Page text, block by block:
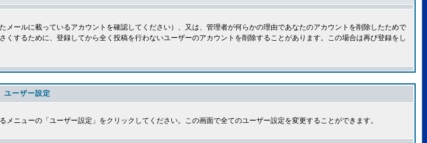
ールに載っているアカウントを確認してください）、又は、管理者が何らかの理由であなたのアカウントを削除したためで
するために、登録してから全く投稿を行わないユーザーのアカウントを削除することがあります。この場合は再び登録をし
ユーザー設定
ニューの「ユーザー設定」をクリックしてください。この画面で全てのユーザー設定を変更することができます。